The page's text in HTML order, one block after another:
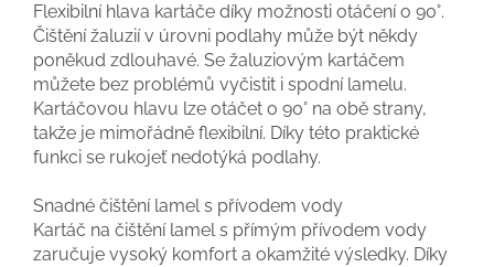
Flexibilní hlava kartáče díky možnosti otáčení o 90°.
Čištění žaluzií v úrovni podlahy může být někdy
poněkud zdlouhavé. Se žaluziovým kartáčem
můžete bez problémů vyčistit i spodní lamelu.
Kartáčovou hlavu lze otáčet o 90° na obě strany,
takže je mimořádně flexibilní. Díky této praktické
funkci se rukojeť nedotýká podlahy.
Snadné čištění lamel s přívodem vody
Kartáč na čištění lamel s přímým přívodem vody
zaručuje vysoký komfort a okamžité výsledky. Díky